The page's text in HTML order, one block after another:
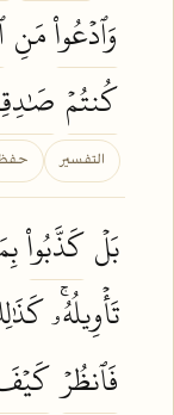
وَٱدۡعُواْمَنِ
كُنتُمۡ
التفسير
بَلۡكَذَّبُواْ
تَأۡوِيلُهُۥۚ
فَٱنظُرۡ